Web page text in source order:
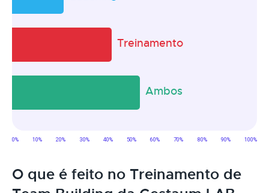
O que é feito no Treinamento de